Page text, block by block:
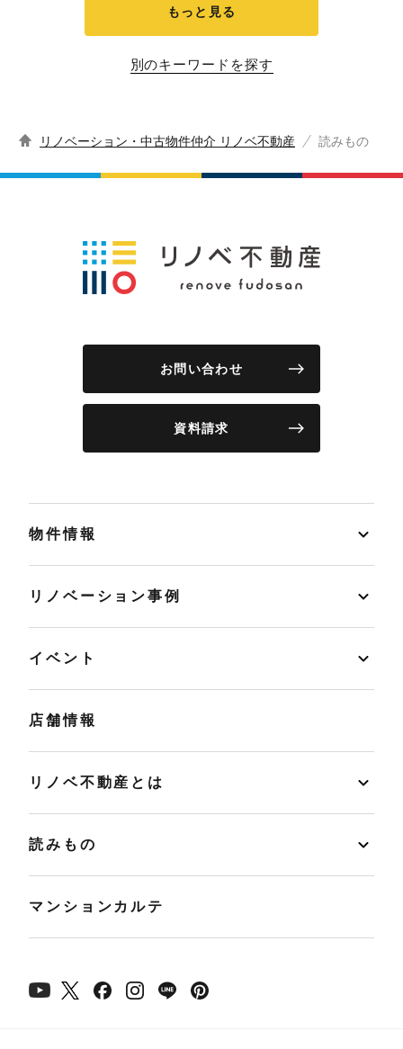
もっと見る
別のキーワードを探す
リノベーション・中古物件仲介 リノベ不動産 読みもの
お問い合わせ
資料請求
物件情報
リノベーション事例
イベント
店舗情報
リノベ不動産とは
読みもの
マンションカルテ